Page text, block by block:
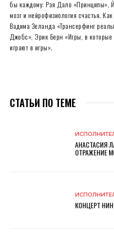
бы каждому: Рэя Дало «Принципы»,
мозг и нейрофизиология счастья.
Вадима Зеланда «Трансерфинг
Джобс», Эрик Берн «Игры, в
играют в игры».
СТАТЬИ ПО ТЕМЕ
АНАСТАСИЯ
ОТРАЖЕНИЕ
КОНЦЕРТ